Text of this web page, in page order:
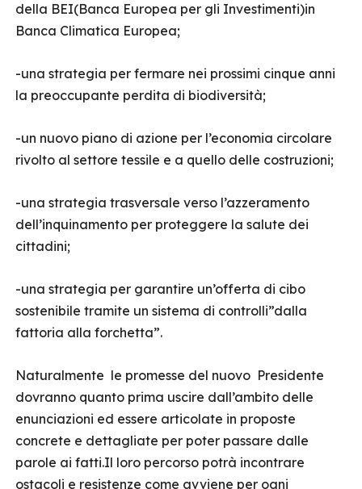
della BEI(Banca Europea per gli Investimenti)in
Banca Climatica Europea;
-una strategia per fermare nei prossimi cinque anni
la preoccupante perdita di biodiversità;
-un nuovo piano di azione per l’economia circolare
rivolto al settore tessile e a quello delle costruzioni;
-una strategia trasversale verso l’azzeramento
dell’inquinamento per proteggere la salute dei
cittadini;
-una strategia per garantire un’offerta di cibo
sostenibile tramite un sistema di controlli”dalla
fattoria alla forchetta”.
Naturalmente le promesse del nuovo Presidente
dovranno quanto prima uscire dall’ambito delle
enunciazioni ed essere articolate in proposte
concrete e dettagliate per poter passare dalle
parole ai fatti.Il loro percorso potrà incontrare
ostacoli e resistenze come avviene per ogni